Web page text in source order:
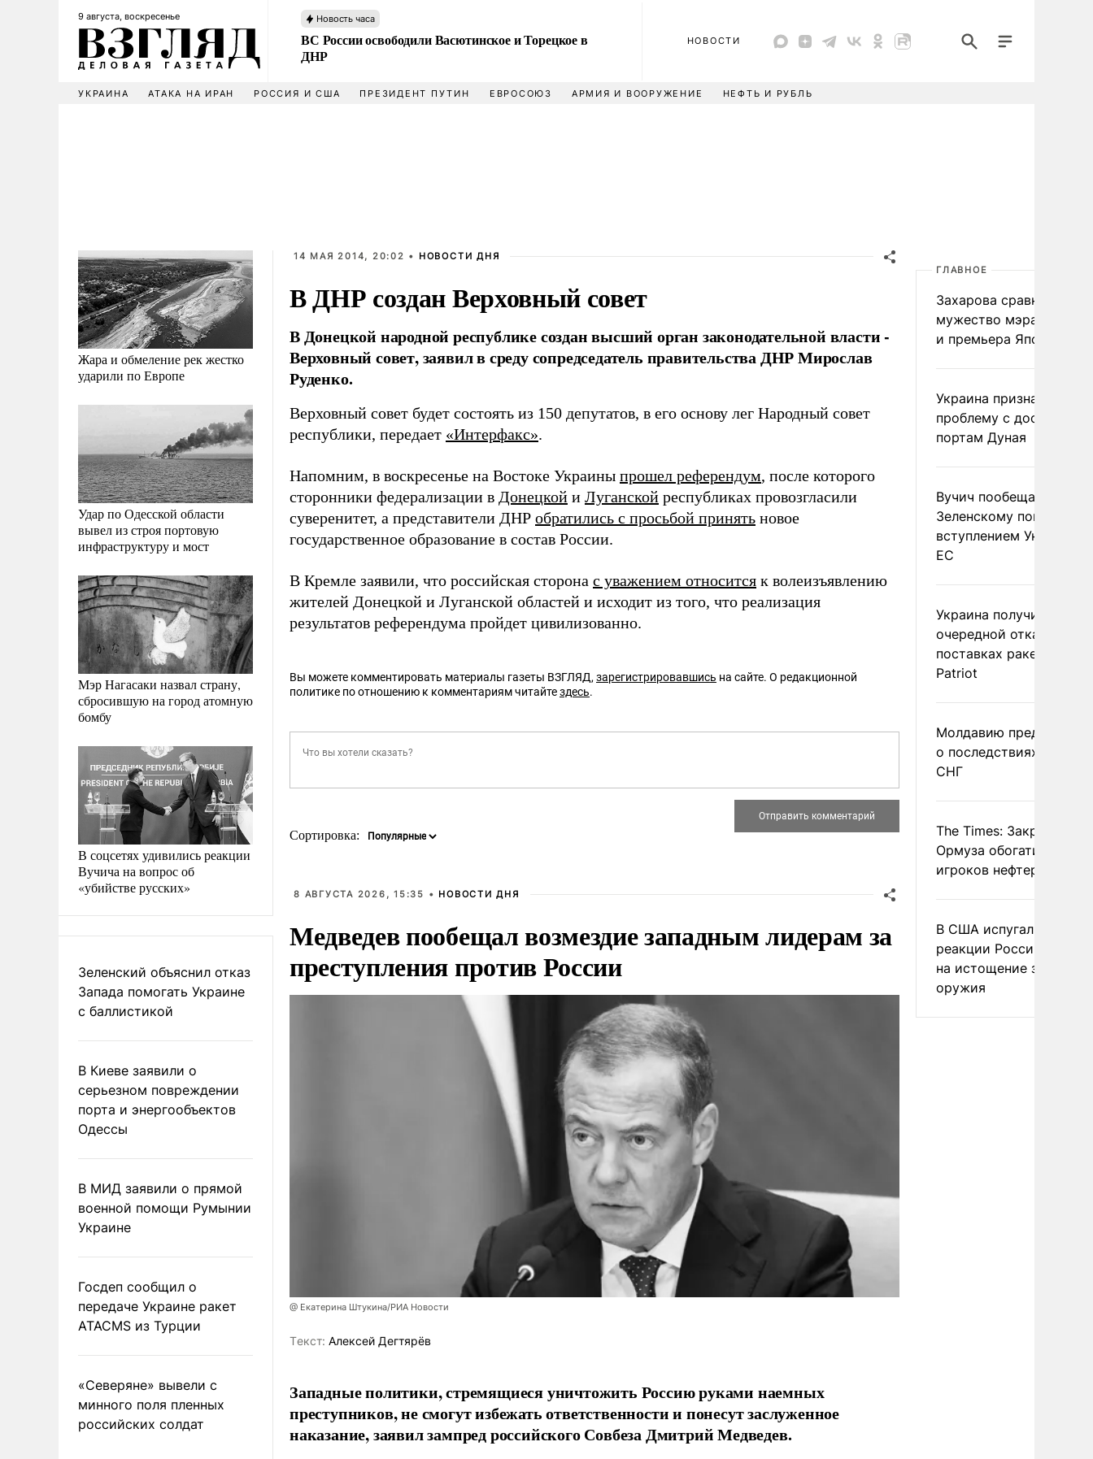
9 августа, воскресенье Новость часа
ВС России освободили Васютинское и Торецкое в
ДНР
НОВОСТИ
УКРАИНА АТАКА НА ИРАН РОССИЯ И США ПРЕЗИДЕНТ ПУТИН ЕВРОСОЮЗ АРМИЯ И ВООРУЖЕНИЕ НЕФТЬ И РУБЛЬ
Жара и обмеление рек жестко
ударили по Европе
Удар по Одесской области
вывел из строя портовую
инфраструктуру и мост
Мэр Нагасаки назвал страну,
сбросившую на город атомную
бомбу
В соцсетях удивились реакции
Вучича на вопрос об
«убийстве русских»
Зеленский объяснил отказ
Запада помогать Украине
с баллистикой
В Киеве заявили о
серьезном повреждении
порта и энергообъектов
Одессы
В МИД заявили о прямой
военной помощи Румынии
Украине
Госдеп сообщил о
передаче Украине ракет
ATACMS из Турции
«Северяне» вывели с
минного поля пленных
российских солдат
14 МАЯ 2014, 20:02 • НОВОСТИ ДНЯ
В ДНР создан Верховный совет
В Донецкой народной республике создан высший орган законодательной власти -
Верховный совет, заявил в среду сопредседатель правительства ДНР Мирослав
Руденко.
Верховный совет будет состоять из 150 депутатов, в его основу лег Народный совет
республики, передает «Интерфакс».
Напомним, в воскресенье на Востоке Украины прошел референдум, после которого
сторонники федерализации в Донецкой и Луганской республиках провозгласили
суверенитет, а представители ДНР обратились с просьбой принять новое
государственное образование в состав России.
В Кремле заявили, что российская сторона с уважением относится к волеизъявлению
жителей Донецкой и Луганской областей и исходит из того, что реализация
результатов референдума пройдет цивилизованно.
Вы можете комментировать материалы газеты ВЗГЛЯД, зарегистрировавшись на сайте. О редакционной
политике по отношению к комментариям читайтездесь.
Сортировка:
8 АВГУСТА 2026, 15:35 • НОВОСТИ ДНЯ
Медведев пообещал возмездие западным лидерам за
преступления против России
@ Екатерина Штукина/РИА Новости
Tекст: Алексей Дегтярёв
Западные политики, стремящиеся уничтожить Россию руками наемных
преступников, не смогут избежать ответственности и понесут заслуженное
наказание, заявил зампред российского Совбеза Дмитрий Медведев.
ГЛАВНОЕ
Захарова сравнила
мужество мэра
и премьера Японии
Украина признала
проблему с доступом к
портам Дуная
Вучич пообещал
Зеленскому помочь со
вступлением Украины в
ЕС
Украина получила
очередной отказ в
поставках ракет для
Patriot
Молдавию
о последствиях выхода
СНГ
The Times: Закрытие
Ормуза обогатило
игроков нефтерынка
В США испугались
реакции России и
на истощение запасов
оружия